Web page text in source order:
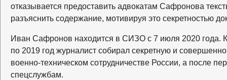
отказывается предоставить адвокатам Сафронова
разъяснить содержание, мотивируя это секретностью
Иван Сафронов находится в СИЗО с 7 июля 2020 года.
по 2019 год журналист собирал секретную и
военно-техническом сотрудничестве России, а после
спецслужбам.